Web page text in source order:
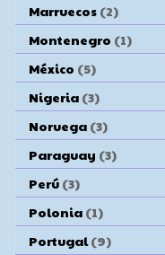
Marruecos (2)
Montenegro (1)
México (5)
Nigeria (3)
Noruega (3)
Paraguay (3)
Perú (3)
Polonia (1)
Portugal (9)